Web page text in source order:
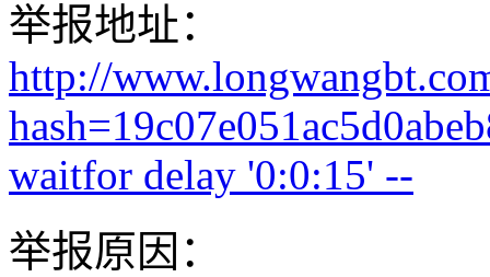
举报地址：
http://
waitfor delay '0:0:15' --
举报原因：